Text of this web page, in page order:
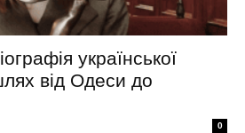
української
від Одеси до
0